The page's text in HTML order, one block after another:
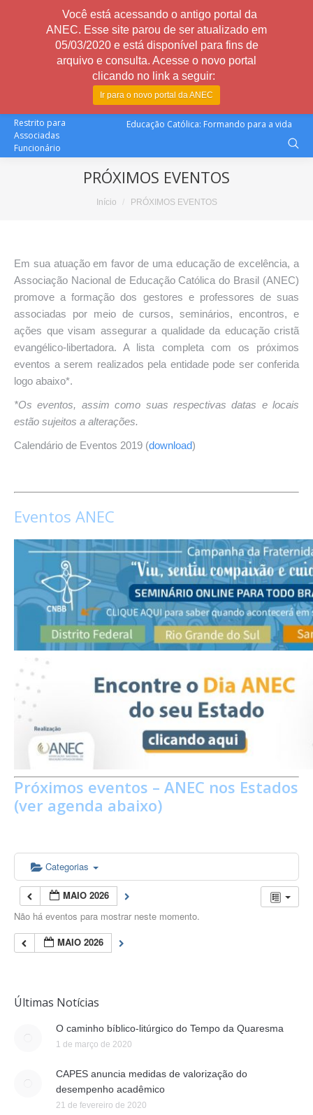
Restrito para
Associadas
Funcionário
Educação Católica: Formando para a vida
PRÓXIMOS EVENTOS
Início PRÓXIMOS EVENTOS
Em sua atuação em favor de uma educação de excelência, a
Associação Nacional de Educação Católica do Brasil (ANEC)
promove a formação dos gestores e professores de suas
associadas por meio de cursos, seminários, encontros, e
ações que visam assegurar a qualidade da educação cristã
evangélico-libertadora. A lista completa com os próximos
eventos a serem realizados pela entidade pode ser conferida
logo abaixo*.
*Os eventos, assim como suas respectivas datas e locais
estão sujeitos a alterações.
Calendário de Eventos 2019 (download)
Eventos ANEC
Próximos eventos – ANEC nos Estados
(ver agenda abaixo)
Categorias
MAIO 2026
Não há eventos para mostrar neste momento.
MAIO 2026
Últimas Notícias
O caminho bíblico-litúrgico do Tempo da Quaresma
1 de março de 2020
CAPES anuncia medidas de valorização do
desempenho acadêmico
21 de fevereiro de 2020
Você está acessando o antigo portal da
ANEC. Esse site parou de ser atualizado em
05/03/2020 e está disponível para fins de
arquivo e consulta. Acesse o novo portal
clicando no link a seguir:
Ir para o novo portal da ANEC